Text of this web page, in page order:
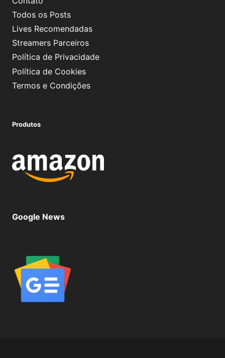
Todos os Posts
Lives Recomendadas
Streamers Parceiros
Política de Privacidade
Política de Cookies
Termos e Condições
Produtos
Google News